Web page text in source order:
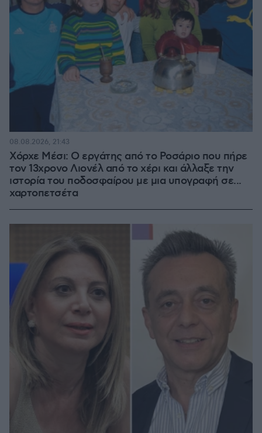
Χόρχε Μέσι: Ο εργάτης από το Ροσάριο που πήρε
τον 13χρονο Λιονέλ από το χέρι και άλλαξε την
ιστορία του ποδοσφαίρου με μια υπογραφή σε...
χαρτοπετσέτα
08.08.2026, 21:43